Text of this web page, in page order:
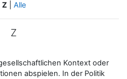
Z Alle
Z
Kontext oder
abspielen. In der Politik